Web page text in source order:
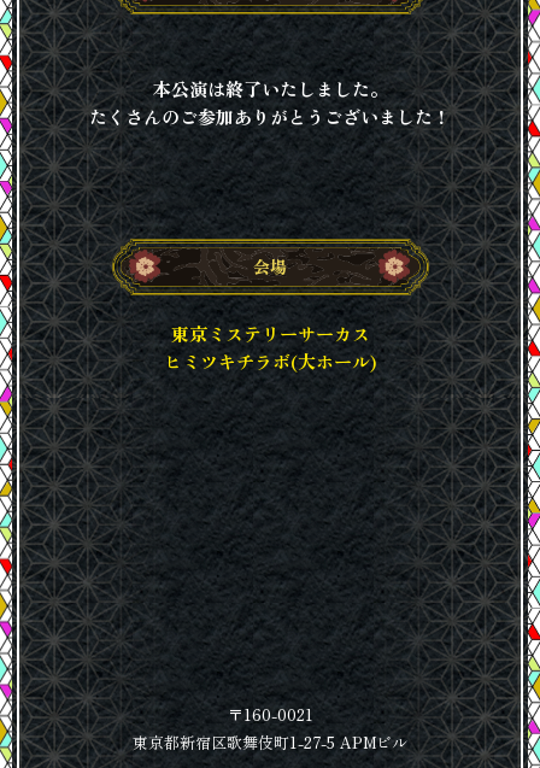
本公演は終了いたしました。
たくさんのご参加ありがとうございました！
会場
東京ミステリーサーカス
ヒミツキチラボ(大ホール)
〒160-0021
東京都新宿区歌舞伎町1-27-5 APMビル